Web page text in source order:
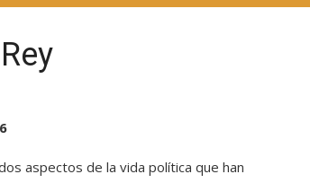
aspectos de la vida política que han